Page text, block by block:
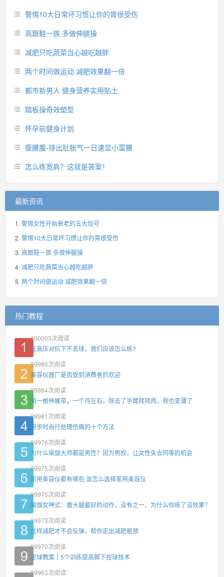
警惕10大日常坏习惯让你的胃很受伤
高跟鞋一族 多做伸腿操
减肥只吃蔬菜当心越吃越胖
两个时间做运动 减肥效果翻一倍
都市新男人 健身营养实用贴士
踏板操奇效塑型
怀孕前健身计划
瘦腰腹-排出肚胀气一日速显小蛮腰
怎么练宽肩？这就是答案！
最新资讯
警惕女性开始衰老的五大信号
警惕10大日常坏习惯让你的胃很受伤
高跟鞋一族 多做伸腿操
减肥只吃蔬菜当心越吃越胖
两个时间做运动 减肥效果翻一倍
热门教程
100003次阅读
在高压对抗下不丢球，我们应该怎么练?
99986次阅读
美容仪器厂是否受到消费者的欢迎
99984次阅读
用一根伸展带，一个月左右，除去了手臂拜拜肉，背也变薄了
99981 次阅读
跑步时自行处理伤痛的十个方法
99976次阅读
为什么瑜伽大师都是男性？因为男权，让女性失去同等的机会
99975次阅读
家用美容仪都有哪些 该怎么选择家用美容仪
99975次阅读
瑜伽女神式：瘦大腿最好的动作，没有之一，为什么你练了没效果？
99973次阅读
这样减肥才不会反弹，帮你走出减肥瓶颈
99970次阅读
足球教案丨5个训练提高脚下控球技术
99963次阅读